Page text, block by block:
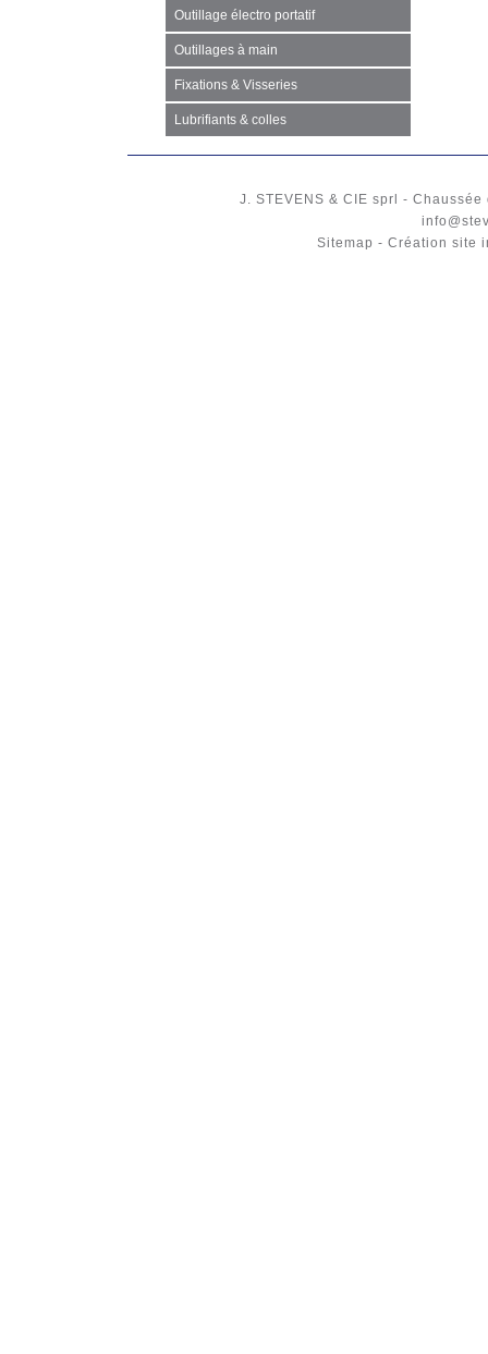
Outillage électro portatif
Outillages à main
Fixations & Visseries
Lubrifiants & colles
J. STEVENS & CIE sprl - Chaussée
Sitemap - Création site